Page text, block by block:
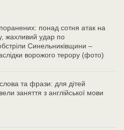
понад сотня атак на
жахливий удар по
Синельниківщини –
ворожого терору (фото)
та фрази: для дітей
заняття з англійської мови